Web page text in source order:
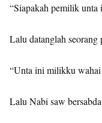
“Siapakah pemilik
Lalu datanglah seorang
“Unta ini milikku wahai
Lalu Nabi saw